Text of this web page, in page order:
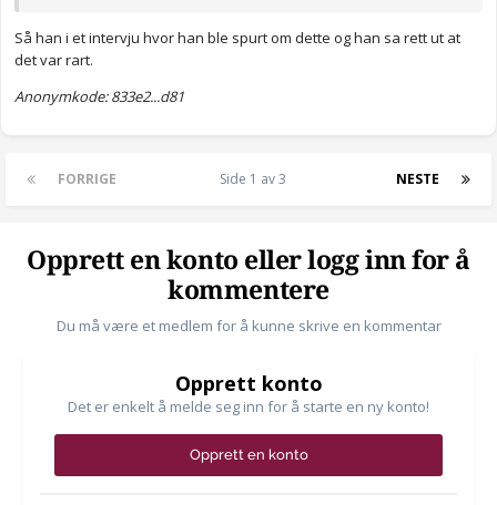
Så han i et intervju hvor han ble spurt om dette og han sa rett ut at
det var rart.
Anonymkode: 833e2...d81
FORRIGE NESTE
Side 1 av 3
Opprett en konto eller logg inn for å
kommentere
Du må være et medlem for å kunne skrive en kommentar
Opprett konto
Det er enkelt å melde seg inn for å starte en ny konto!
Opprett en konto